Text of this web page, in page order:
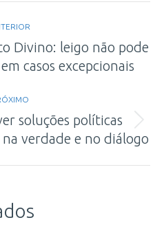
Post
anterior:
Divino: leigo não pode
casos excepcionais
Próximo
post:
soluções políticas
verdade e no diálogo